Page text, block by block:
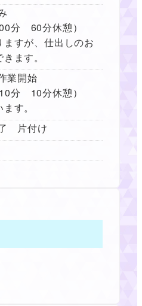
分 60分休憩）
すが、仕出しのお
ます。
業開始
分 10分休憩）
す。
片付け